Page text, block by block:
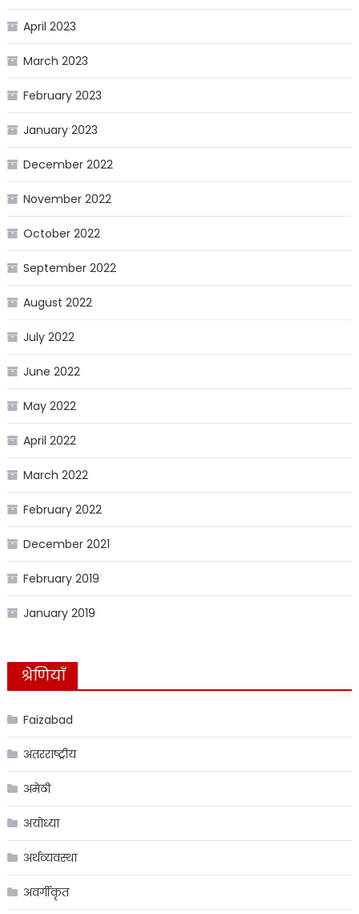
April 2023
March 2023
February 2023
January 2023
December 2022
November 2022
October 2022
September 2022
August 2022
July 2022
June 2022
May 2022
April 2022
March 2022
February 2022
December 2021
February 2019
January 2019
श्रेणियाँ
Faizabad
अंतरराष्ट्रीय
अमेठी
अयोध्या
अर्थव्यवस्था
अवर्गीकृत